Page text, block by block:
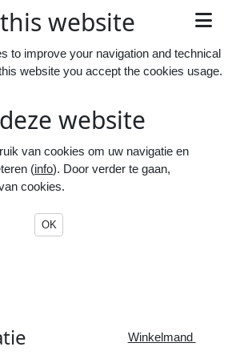
website
to improve your navigation and technical
website you accept the cookies usage.
website
van cookies om uw navigatie en
(info). Door verder te gaan,
cookies.
OK
Winkelmand